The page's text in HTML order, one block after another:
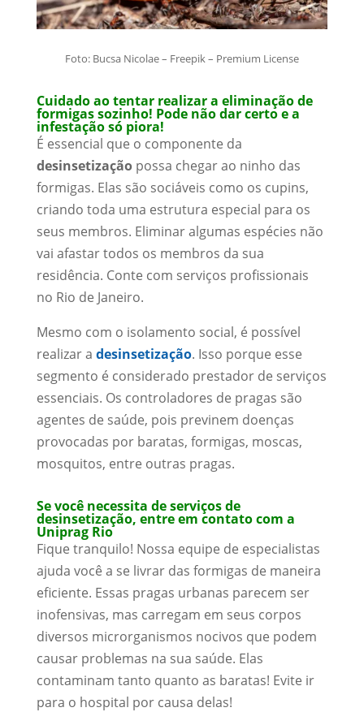
Foto: Bucsa Nicolae – Freepik – Premium License
Cuidado ao tentar realizar a eliminação de
formigas sozinho! Pode não dar certo e a
infestação só piora!
É essencial que o componente da
desinsetizaçãopossa chegar ao ninho das
formigas. Elas são sociáveis como os cupins,
criando toda uma estrutura especial para os
seus membros. Eliminar algumas espécies não
vai afastar todos os membros da sua
residência. Conte com serviços profissionais
no Rio de Janeiro.
Mesmo com o isolamento social, é possível
realizar a desinsetização. Isso porque esse
segmento é considerado prestador de serviços
essenciais. Os controladores de pragas são
agentes de saúde, pois previnem doenças
provocadas por baratas, formigas, moscas,
mosquitos, entre outras pragas.
Se você necessita de serviços de
desinsetização, entre em contato com a
Uniprag Rio
Fique tranquilo! Nossa equipe de especialistas
ajuda você a se livrar das formigas de maneira
eficiente. Essas pragas urbanas parecem ser
inofensivas, mas carregam em seus corpos
diversos microrganismos nocivos que podem
causar problemas na sua saúde. Elas
contaminam tanto quanto as baratas! Evite ir
para o hospital por causa delas!